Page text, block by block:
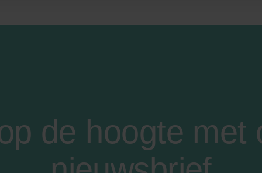
de hoogte met